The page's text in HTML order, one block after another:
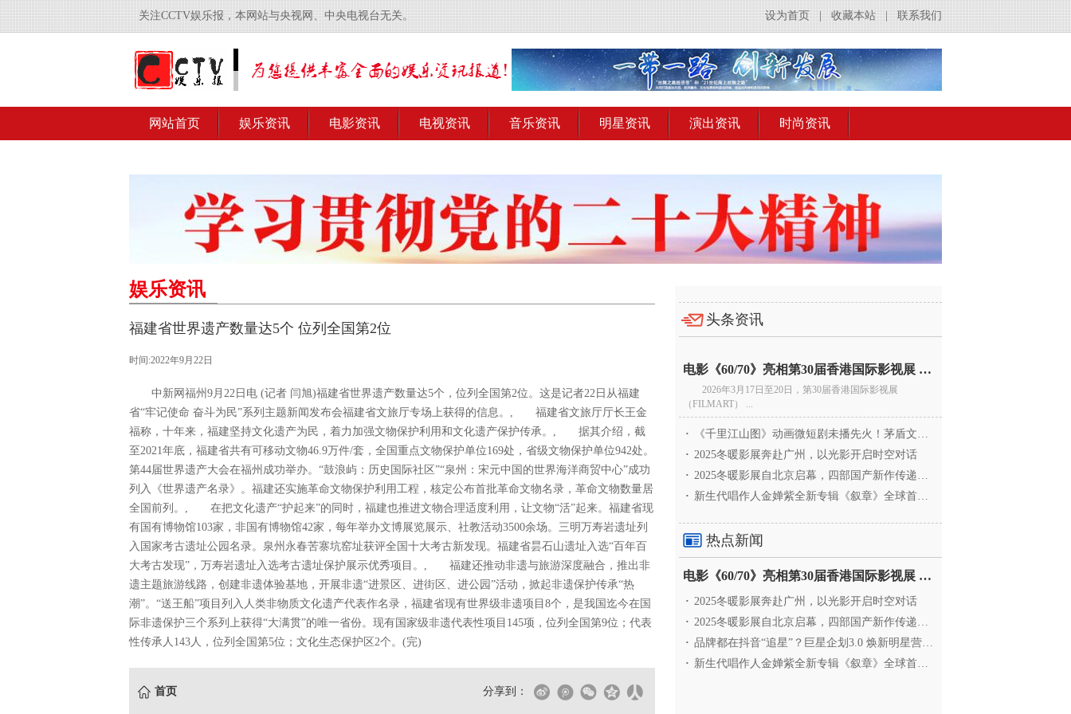
关注CCTV娱乐报，本网站与央视网、中央电视台无关。 联系我们
收藏本站
设为首页
网站首页 娱乐资讯 电影资讯 电视资讯 音乐资讯 明星资讯 演出资讯 时尚资讯
娱乐资讯
福建省世界遗产数量达5个 位列全国第2位
时间:2022年9月22日
中新网福州9月22日电 (记者 闫旭)福建省世界遗产数量达5个，位列全国第2位。这是记者22日从福建
省“牢记使命 奋斗为民”系列主题新闻发布会福建省文旅厅专场上获得的信息。, 福建省文旅厅厅长王金
福称，十年来，福建坚持文化遗产为民，着力加强文物保护利用和文化遗产保护传承。, 据其介绍，截
至2021年底，福建省共有可移动文物46.9万件/套，全国重点文物保护单位169处，省级文物保护单位942处。
第44届世界遗产大会在福州成功举办。“鼓浪屿：历史国际社区”“泉州：宋元中国的世界海洋商贸中心”成功
列入《世界遗产名录》。福建还实施革命文物保护利用工程，核定公布首批革命文物名录，革命文物数量居
全国前列。, 在把文化遗产“护起来”的同时，福建也推进文物合理适度利用，让文物“活”起来。福建省现
有国有博物馆103家，非国有博物馆42家，每年举办文博展览展示、社教活动3500余场。三明万寿岩遗址列
入国家考古遗址公园名录。泉州永春苦寨坑窑址获评全国十大考古新发现。福建省昙石山遗址入选“百年百
大考古发现”，万寿岩遗址入选考古遗址保护展示优秀项目。, 福建还推动非遗与旅游深度融合，推出非
遗主题旅游线路，创建非遗体验基地，开展非遗“进景区、进街区、进公园”活动，掀起非遗保护传承“热
潮”。“送王船”项目列入人类非物质文化遗产代表作名录，福建省现有世界级非遗项目8个，是我国迄今在国
际非遗保护三个系列上获得“大满贯”的唯一省份。现有国家级非遗代表性项目145项，位列全国第9位；代表
性传承人143人，位列全国第5位；文化生态保护区2个。(完)
首页 分享到：
头条资讯
电影《60/70》亮相第30届香港国际影视展 冲刺戛纳备
2026年3月17日至20日，第30届香港国际影视展
（FILMART） ...
·
《千里江山图》动画微短剧未播先火！茅盾文学奖IP首
· 2025冬暖影展奔赴广州，以光影开启时空对话
· 2025冬暖影展自北京启幕，四部国产新作传递银幕温情
· 新生代唱作人金婵紫全新专辑《叙章》全球首发，颠覆
热点新闻
电影《60/70》亮相第30届香港国际影视展 冲刺戛纳备
· 2025冬暖影展奔赴广州，以光影开启时空对话
· 2025冬暖影展自北京启幕，四部国产新作传递银幕温情
· 品牌都在抖音“追星”？巨星企划3.0 焕新明星营销，让
· 新生代唱作人金婵紫全新专辑《叙章》全球首发，颠覆